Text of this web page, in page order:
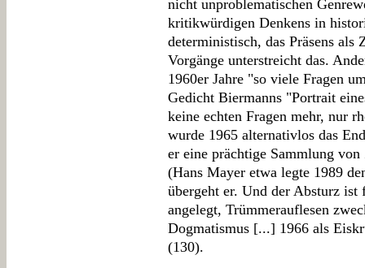
nicht unproblematischen
kritikwürdigen Denkens in
deterministisch, das Präsens
Vorgänge unterstreicht das.
1960er Jahre "so viele Fragen
Gedicht Biermanns "Portrait
keine echten Fragen mehr, nur
wurde 1965 alternativlos das
er eine prächtige Sammlung von
(Hans Mayer etwa legte 1989
übergeht er. Und der Absturz
angelegt, Trümmerauflesen
Dogmatismus [...] 1966 als
(130).